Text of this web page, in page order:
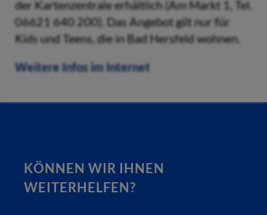
der Kartenzentrale erhältlich (Am Markt 1, Tel.
06621 640 200). Das Angebot gilt nur für
Kids und Teens, die in Bad Hersfeld wohnen.
Weitere Infos im Internet
KÖNNEN WIR IHNEN
WEITERHELFEN?